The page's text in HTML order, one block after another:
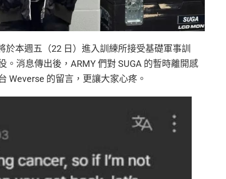
於本週五（22 日）進入訓練所接受基礎軍事訓
。消息傳出後，ARMY 們對 SUGA 的暫時離開感
Weverse 的留言，更讓大家心疼。